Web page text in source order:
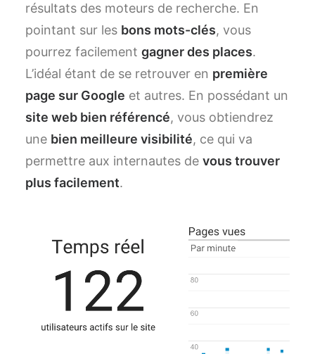
résultats des moteurs de recherche. En
pointant sur les bons mots-clés, vous
pourrez facilement gagner des places.
L’idéal étant de se retrouver en première
page sur Google et autres. En possédant un
site web bien référencé, vous obtiendrez
une bien meilleure visibilité, ce qui va
permettre aux internautes de vous trouver
plus facilement.